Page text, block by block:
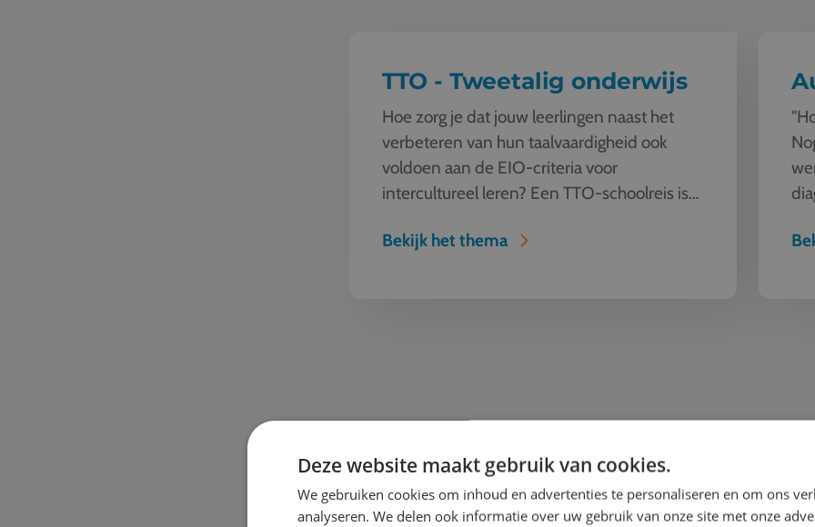
TTO - Tweetalig onderwijs
Hoe zorg je dat jouw leerlingen naast het
verbeteren van hun taalvaardigheid ook
voldoen aan de EIO-criteria voor
intercultureel leren? Een TTO-schoolreis is
Bekijk het thema
Deze website maakt gebruik van cookies.
We gebruiken cookies om inhoud en advertenties te personaliseren en om ons
analyseren. We delen ook informatie over uw gebruik van onze site met onze